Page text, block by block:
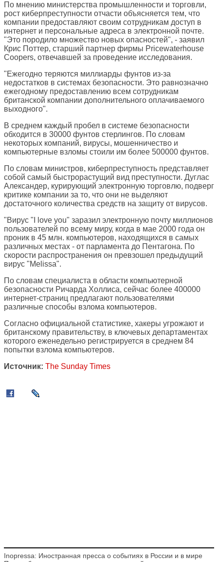
По мнению министерства промышленности и торговли,
рост киберпреступности отчасти объясняется тем, что
компании предоставляют своим сотрудникам доступ в
интернет и персональные адреса в электронной почте.
"Это породило множество новых опасностей", - заявил
Крис Поттер, старший партнер фирмы Pricewaterhouse
Coopers, отвечавшей за проведение исследования.
"Ежегодно теряются миллиарды фунтов из-за
недостатков в системах безопасности. Это равнозначно
ежегодному предоставлению всем сотрудникам
британской компании дополнительного оплачиваемого
выходного".
В среднем каждый пробел в системе безопасности
обходится в 30000 фунтов стерлингов. По словам
некоторых компаний, вирусы, мошенничество и
компьютерные взломы стоили им более 500000 фунтов.
По словам министров, киберпреступность представляет
собой самый быстрорастущий вид преступности. Дуглас
Александер, курирующий электронную торговлю, подверг
критике компании за то, что они не выделяют
достаточного количества средств на защиту от вирусов.
"Вирус "I love you" заразил электронную почту миллионов
пользователей по всему миру, когда в мае 2000 года он
проник в 45 млн. компьютеров, находящихся в самых
различных местах - от парламента до Пентагона. По
скорости распространения он превзошел предыдущий
вирус "Melissa".
По словам специалиста в области компьютерной
безопасности Ричарда Холлиса, сейчас более 400000
интернет-страниц предлагают пользователями
различные способы взлома компьютеров.
Согласно официальной статистике, хакеры угрожают и
британскому правительству, в ключевых департаментах
которого еженедельно регистрируется в среднем 84
попытки взлома компьютеров.
Источник: The Sunday Times
Inopressa: Иностранная пресса о событиях в России и в мире